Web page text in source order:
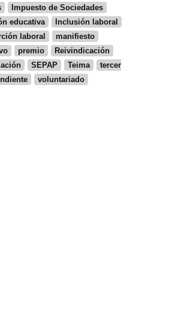
Impuesto de Sociedades
educativa
Inclusión laboral
laboral
manifiesto
premio
Reivindicación
SEPAP Teima
tercer
voluntariado